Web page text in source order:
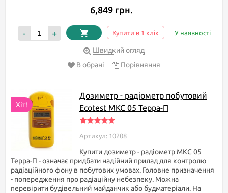
6,849 грн.
- + Купити в 1 клік У наявності
Швидкий огляд
В обрані
Порівняння
Хіт!
Дозиметр - радіометр побутовий
Ecotest МКС 05 Терра-П
Артикул: 10208
Купити дозиметр - радіометр МКС 05
Терра-П - означає придбати надійний прилад для контролю
радіаційного фону в побутових умовах. Головне призначення
- попередження про радіаційну небезпеку. Можна
перевірити будівельний майданчик або будматеріали. На